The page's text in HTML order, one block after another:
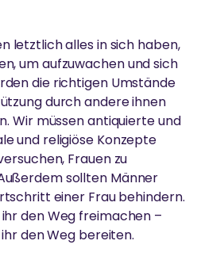
letztlich alles in sich haben,
um aufzuwachen und sich
die richtigen Umstände
durch andere ihnen
Wir müssen antiquierte und
und religiöse Konzepte
Frauen zu
sollten Männer
einer Frau behindern.
den Weg freimachen –
den Weg bereiten.